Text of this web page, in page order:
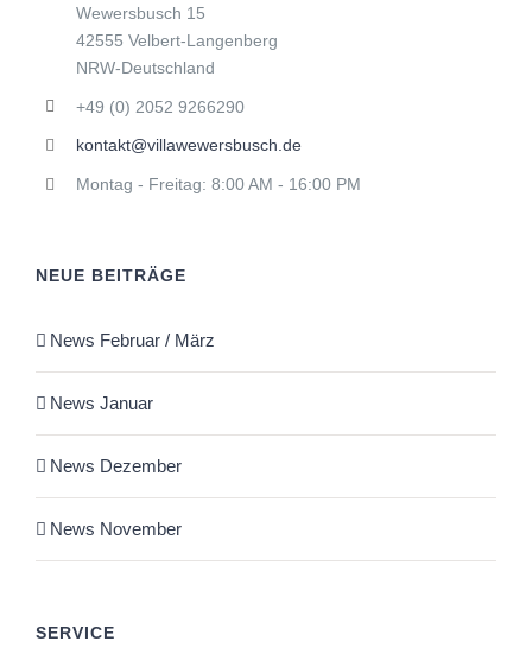
Wewersbusch 15
42555 Velbert-Langenberg
NRW-Deutschland
+49 (0) 2052 9266290
kontakt@villawewersbusch.de
Montag - Freitag: 8:00 AM - 16:00 PM
NEUE BEITRÄGE
News Februar / März
News Januar
News Dezember
News November
SERVICE